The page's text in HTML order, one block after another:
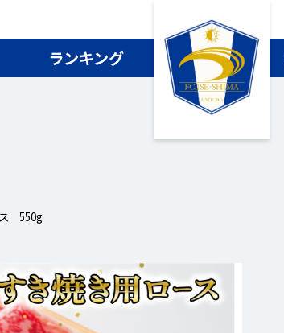
検索
ランキング
ス 550g